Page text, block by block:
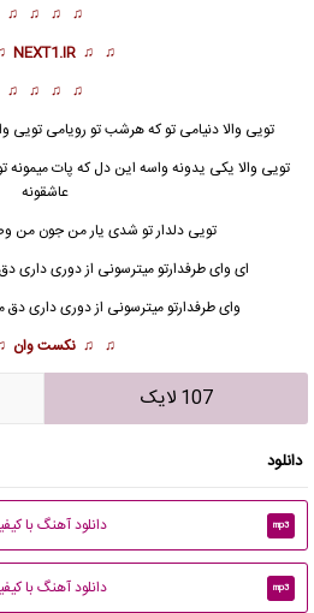
♫ ♫ ♫ ♫
♫ ♫
NEXT1.IR
♫ ♫ ♫ ♫
تویی والا دنیامی تو که هرشب تو رویامی تویی
تویی والا یکی یدونه واسه این دل که پات
عاشقونه
تویی دلدار تو شدی یار من جون من
ای وایطرفدارتو میترسونی از دوری داری
وای طرفدارتو میترسونی از دوری داری
♫ ♫ نکست وان
107 لایک
دانلود
mp3 دانلود آهنگ با
mp3 دانلود آهنگ با